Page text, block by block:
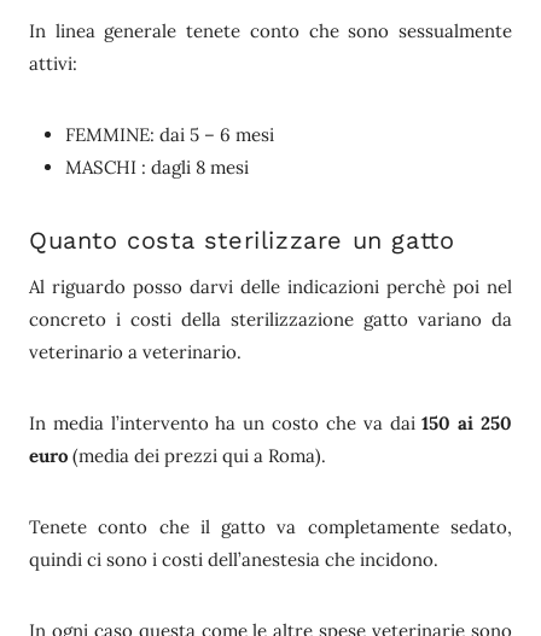
In linea generale tenete conto che sono sessualmente
attivi:
FEMMINE: dai 5 – 6 mesi
MASCHI : dagli 8 mesi
Quanto costa sterilizzare un gatto
Al riguardo posso darvi delle indicazioni perchè poi nel
concreto i costi della sterilizzazione gatto variano da
veterinario a veterinario.
In media l’intervento ha un costo che va dai150 ai 250
euro (media dei prezzi qui a Roma).
Tenete conto che il gatto va completamente sedato,
quindi ci sono i costi dell’anestesia che incidono.
In ogni caso questa come le altre spese veterinarie sono